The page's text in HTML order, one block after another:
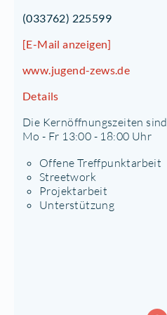
(033762) 225599
[E-Mail anzeigen]
www.jugend-zews.de
Details
Die Kernöffnungszeiten sind
Mo - Fr 13:00 - 18:00 Uhr
Offene Treffpunktarbeit
Streetwork
Projektarbeit
Unterstützung